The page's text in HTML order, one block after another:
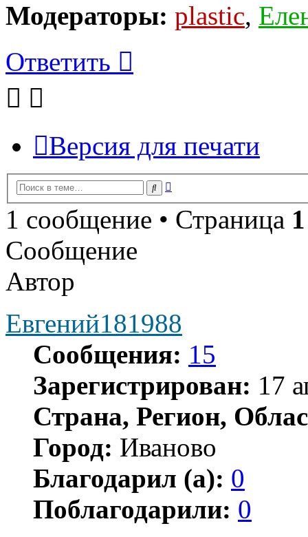
Модераторы: plastic,
Ответить
Версия для печати
Поиск
1 сообщение • Страница 1
Сообщение
Автор
Евгений181988
Сообщения: 15
Зарегистрирован: 17
Страна, Регион,
Город: Иваново
Благодарил (а): 0
Поблагодарили: 0